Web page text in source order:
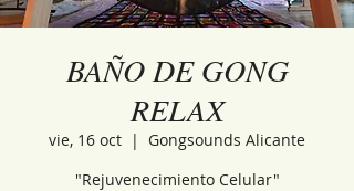
BAÑO DE GONG
RELAX
vie, 16 oct
  |
Gongsounds Alicante
"Rejuvenecimiento Celular"